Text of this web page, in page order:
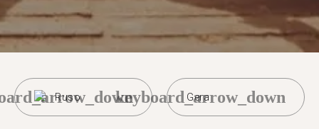
Ruso Gera
keyboard_arrow_down